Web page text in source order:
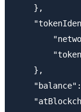
    },
    },